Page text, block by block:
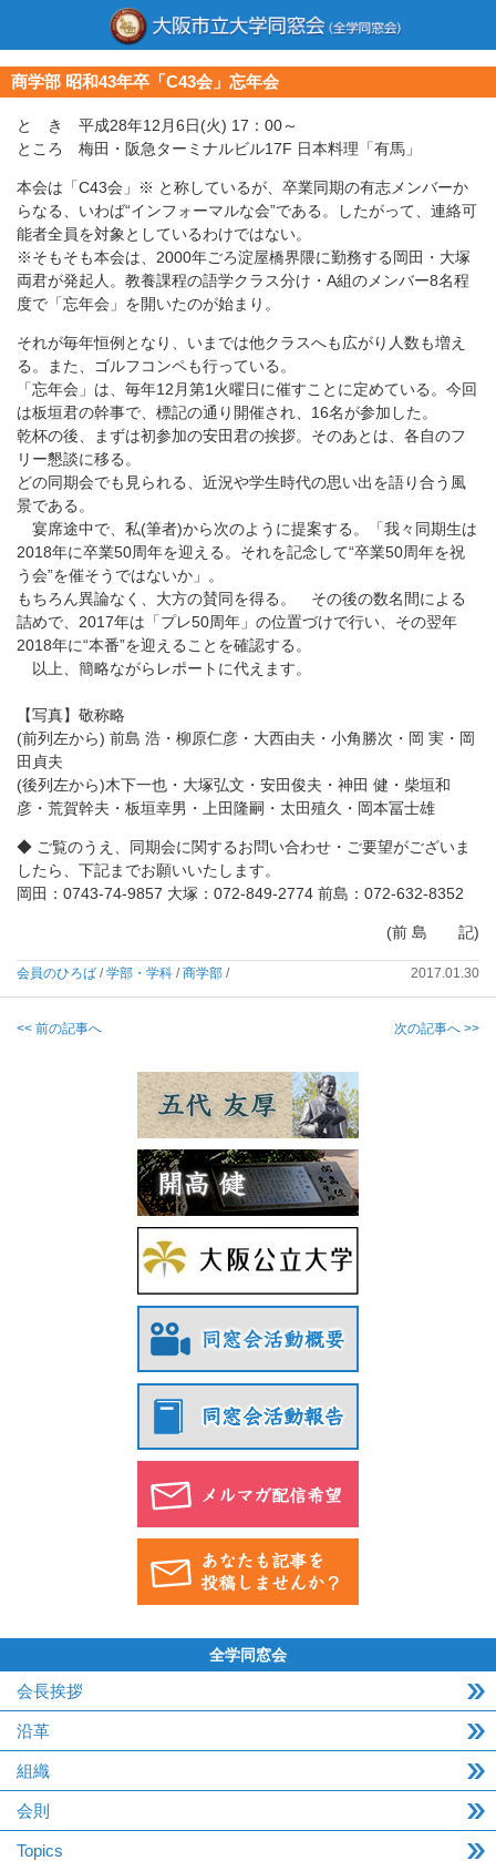
商学部 昭和43年卒「C43会」忘年会
と き 平成28年12月6日(火) 17：00～
ところ 梅田・阪急ターミナルビル17F 日本料理「有馬」
本会は「C43会」※ と称しているが、卒業同期の有志メンバーか
らなる、いわば“インフォーマルな会”である。したがって、連絡可
能者全員を対象としているわけではない。
※そもそも本会は、2000年ごろ淀屋橋界隈に勤務する岡田・大塚
両君が発起人。教養課程の語学クラス分け・A組のメンバー8名程
度で「忘年会」を開いたのが始まり。
それが毎年恒例となり、いまでは他クラスへも広がり人数も増え
る。また、ゴルフコンペも行っている。
「忘年会」は、毎年12月第1火曜日に催すことに定めている。今回
は板垣君の幹事で、標記の通り開催され、16名が参加した。
乾杯の後、まずは初参加の安田君の挨拶。そのあとは、各自のフ
リー懇談に移る。
どの同期会でも見られる、近況や学生時代の思い出を語り合う風
景である。
宴席途中で、私(筆者)から次のように提案する。「我々同期生は
2018年に卒業50周年を迎える。それを記念して“卒業50周年を祝
う会”を催そうではないか」。
もちろん異論なく、大方の賛同を得る。 その後の数名間による
詰めで、2017年は「プレ50周年」の位置づけで行い、その翌年
2018年に“本番”を迎えることを確認する。
以上、簡略ながらレポートに代えます。
【写真】敬称略
(前列左から) 前島 浩・柳原仁彦・大西由夫・小角勝次・岡 実・岡
田貞夫
(後列左から)木下一也・大塚弘文・安田俊夫・神田 健・柴垣和
彦・荒賀幹夫・板垣幸男・上田隆嗣・太田殖久・岡本冨士雄
◆ ご覧のうえ、同期会に関するお問い合わせ・ご要望がございま
したら、下記までお願いいたします。
岡田：0743-74-9857 大塚：072-849-2774 前島：072-632-8352
(前 島 記)
会員のひろば /学部・学科 /商学部 / 2017.01.30
<< 前の記事へ 次の記事へ >>
全学同窓会
会長挨拶
沿革
組織
会則
Topics